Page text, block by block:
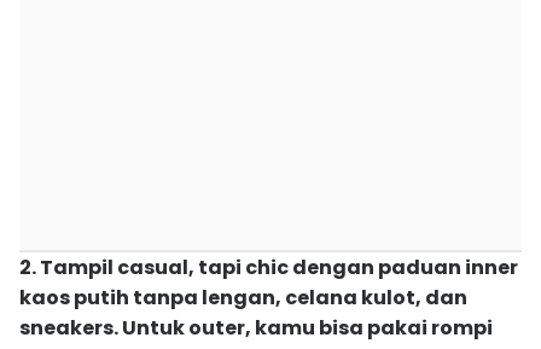
2. Tampil casual, tapi chic dengan paduan inner
kaos putih tanpa lengan, celana kulot, dan
sneakers. Untuk outer, kamu bisa pakai rompi